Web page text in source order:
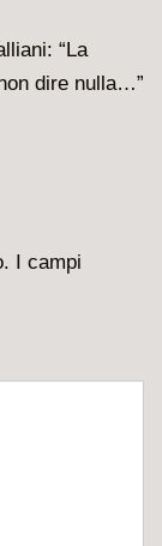
“La
dire nulla…”
I campi